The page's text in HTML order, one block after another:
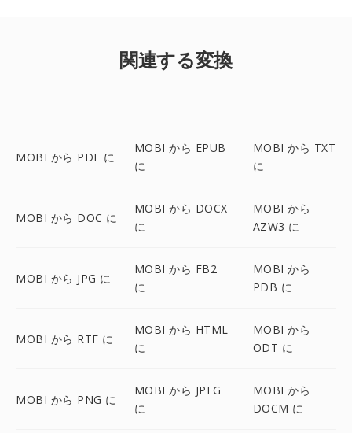
関連する変換
MOBI から PDF に
MOBI から EPUB
に
MOBI から TXT
に
MOBI から DOC に
MOBI から DOCX
に
MOBI から
AZW3 に
MOBI から JPG に
MOBI から FB2
に
MOBI から
PDB に
MOBI から RTF に
MOBI から HTML
に
MOBI から
ODT に
MOBI から PNG に
MOBI から JPEG
に
MOBI から
DOCM に